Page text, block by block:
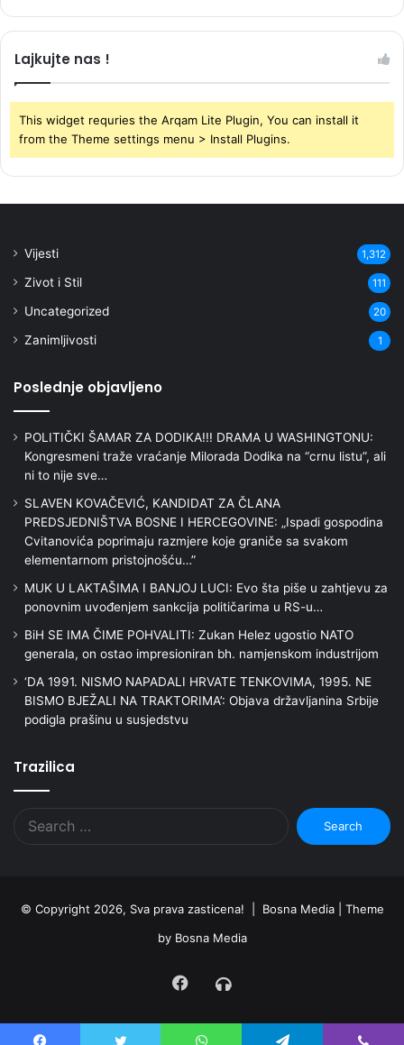
Lajkujte nas !
This widget requries the Arqam Lite Plugin, You can install it
from the Theme settings menu > Install Plugins.
Vijesti 1,312
Zivot i Stil 111
Uncategorized 20
Zanimljivosti 1
Poslednje objavljeno
POLITIČKI ŠAMAR ZA DODIKA!!! DRAMA U WASHINGTONU:
Kongresmeni traže vraćanje Milorada Dodika na “crnu listu”, ali
ni to nije sve…
SLAVEN KOVAČEVIĆ, KANDIDAT ZA ČLANA
PREDSJEDNIŠTVA BOSNE I HERCEGOVINE: „Ispadi gospodina
Cvitanovića poprimaju razmjere koje graniče sa svakom
elementarnom pristojnošću…”
MUK U LAKTAŠIMA I BANJOJ LUCI: Evo šta piše u zahtjevu za
ponovnim uvođenjem sankcija političarima u RS-u…
BiH SE IMA ČIME POHVALITI: Zukan Helez ugostio NATO
generala, on ostao impresioniran bh. namjenskom industrijom
‘DA 1991. NISMO NAPADALI HRVATE TENKOVIMA, 1995. NE
BISMO BJEŽALI NA TRAKTORIMA’: Objava državljanina Srbije
podigla prašinu u susjedstvu
Trazilica
Search
for:
© Copyright 2026, Sva prava zasticena! | Bosna Media | Theme
by Bosna Media
Facebook
Radio
Uživo